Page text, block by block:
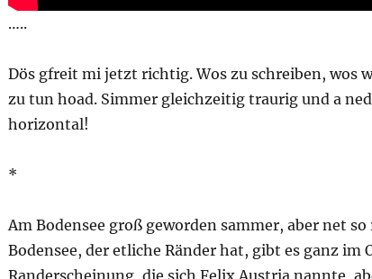
…..
Dös gfreit mi jetzt richtig. Wos zu schreiben, wos
zu tun hoad. Simmer gleichzeitig traurig und a
horizontal!
*
Am Bodensee groß geworden sammer, aber net
Bodensee, der etliche Ränder hat, gibt es ganz im
Randerscheinung, die sich Felix Austria nannte,